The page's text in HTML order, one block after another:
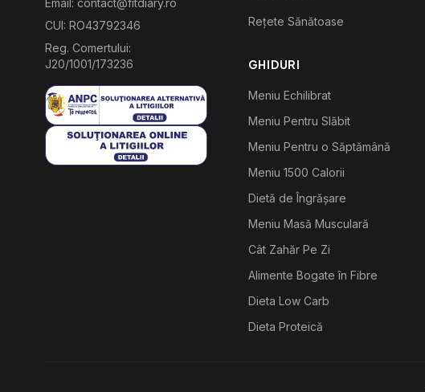
Email: contact@fitdiary.ro
CUI: RO43792346
Reg. Comertului:
J20/1001/173236
Rețete Sănătoase
GHIDURI
Meniu Echilibrat
Meniu Pentru Slăbit
Meniu Pentru o Săptămână
Meniu 1500 Calorii
Dietă de Îngrășare
Meniu Masă Musculară
Cât Zahăr Pe Zi
Alimente Bogate în Fibre
Dieta Low Carb
Dieta Proteică